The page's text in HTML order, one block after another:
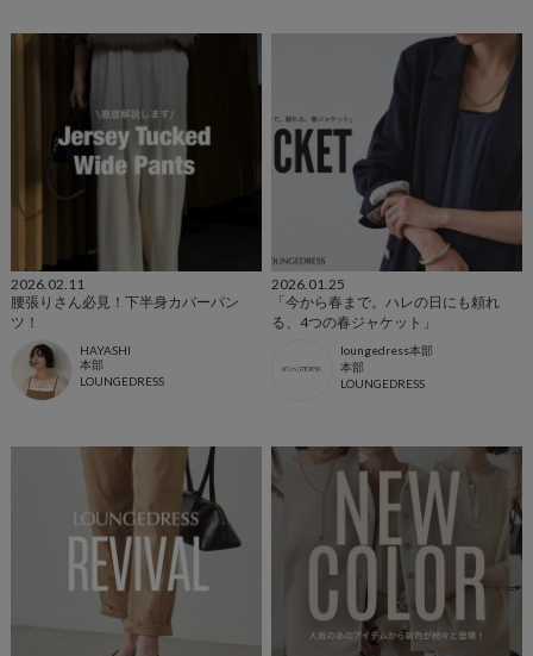
2026.02.11
腰張りさん必見！下半身カバーパン
ツ！
HAYASHI
本部
LOUNGEDRESS
2026.01.25
「今から春まで。ハレの日にも頼れ
る、4つの春ジャケット」
loungedress本部
本部
LOUNGEDRESS